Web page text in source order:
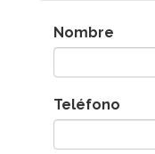
Nombre
Teléfono